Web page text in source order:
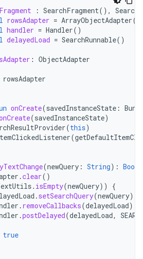
: SearchFragment(),
rowsAdapter = ArrayObjectAdapter(
handler = Handler()
delayedLoad = SearchRunnable()
: ObjectAdapter
rowsAdapter
onCreate(savedInstanceState :
(savedInstanceState)
(this)
(
(newQuery : String):
.clear()
. isEmpty(newQuery))
{
. setSearchQuery(newQuery)
. removeCallbacks(delayedLoad)
.postDelayed(delayedLoad,
true